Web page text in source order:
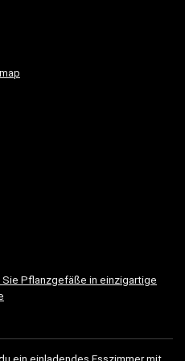
Sie Pflanzgefäße in einzigartige